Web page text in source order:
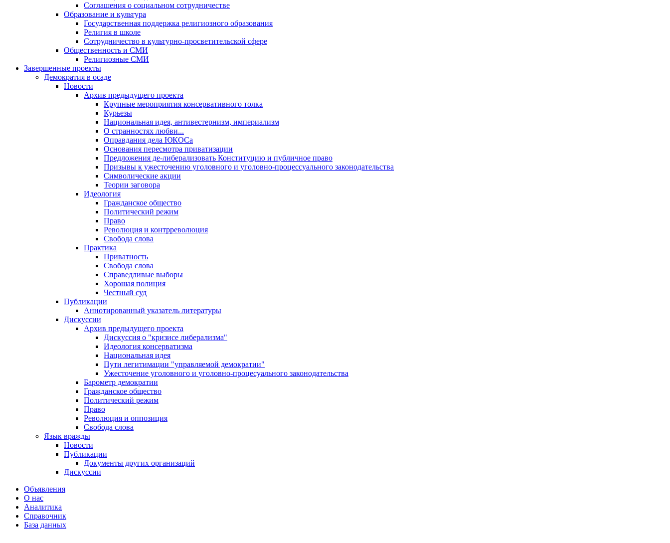
Соглашения о социальном сотрудничестве
Образование и культура
Государственная поддержка религиозного образования
Религия в школе
Сотрудничество в культурно-просветительской сфере
Общественность и СМИ
Религиозные СМИ
Завершенные проекты
Демократия в осаде
Новости
Архив предыдущего проекта
Крупные мероприятия консервативного толка
Курьезы
Национальная идея, антивестернизм, империализм
О странностях любви...
Оправдания дела ЮКОСа
Основания пересмотра приватизации
Предложения де-либерализовать Конституцию и публичное право
Призывы к ужесточению уголовного и уголовно-процессуального законодательства
Символические акции
Теории заговора
Идеология
Гражданское общество
Политический режим
Право
Революция и контрреволюция
Свобода слова
Практика
Приватность
Свобода слова
Справедливые выборы
Хорошая полиция
Честный суд
Публикации
Аннотированный указатель литературы
Дискуссии
Архив предыдущего проекта
Дискуссия о "кризисе либерализма"
Идеология консерватизма
Национальная идея
Пути легитимации "управляемой демократии"
Ужесточение уголовного и уголовно-процесуального законодательства
Барометр демократии
Гражданское общество
Политический режим
Право
Революция и оппозиция
Свобода слова
Язык вражды
Новости
Публикации
Документы других организаций
Дискуссии
Объявления
О нас
Аналитика
Справочник
База данных